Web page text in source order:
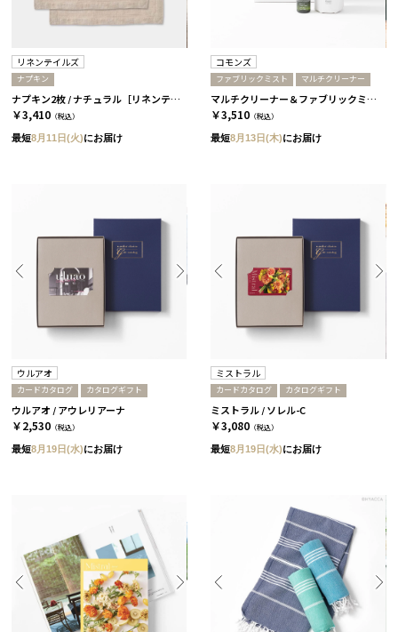
リネンテイルズ
ナプキン
ナプキン2枚 / ナチュラル［リネンテイル］
￥3,410 （税込）
最短8月11日(火)にお届け
コモンズ
ファブリックミスト マルチクリーナー
マルチクリーナー＆ファブリックミスト ミニセット［コモンズ］
￥3,510 （税込）
最短8月13日(木)にお届け
ウルアオ
カードカタログ カタログギフト
ウルアオ / アウレリアーナ
￥2,530 （税込）
最短8月19日(水)にお届け
ミストラル
カードカタログ カタログギフト
ミストラル / ソレル-C
￥3,080 （税込）
最短8月19日(水)にお届け